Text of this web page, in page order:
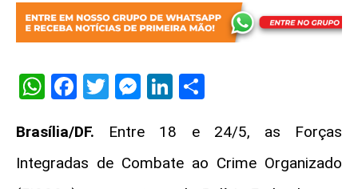
WhatsApp
Facebook
Twitter
Messenger
LinkedIn
Brasília/DF. Entre 18 e 24/5, as Forças
Integradas de Combate ao Crime Organizado